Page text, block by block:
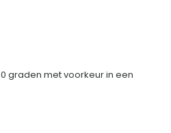
graden met voorkeur in een